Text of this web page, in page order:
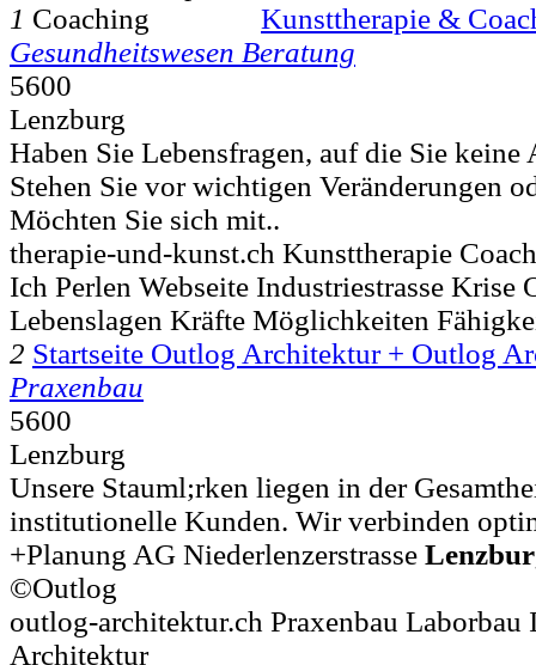
1
Kunsttherapie &
Gesundheitswesen Beratung
5600
Lenzburg
Haben Sie Lebensfragen, auf die Sie keine
Stehen Sie vor wichtigen Veränderungen
Möchten Sie sich mit..
therapie-und-kunst.ch Kunsttherapie
Ich Perlen Webseite Industriestrasse Krise
Lebenslagen Kräfte Möglichkeiten
2 Startseite Outlog Architektur + Outlog
Praxenbau
5600
Lenzburg
Unsere Stauml;rken liegen in der
institutionelle Kunden. Wir verbinden
+Planung AG Niederlenzerstrasse
©Outlog
outlog-architektur.ch Praxenbau Laborbau
Architektur